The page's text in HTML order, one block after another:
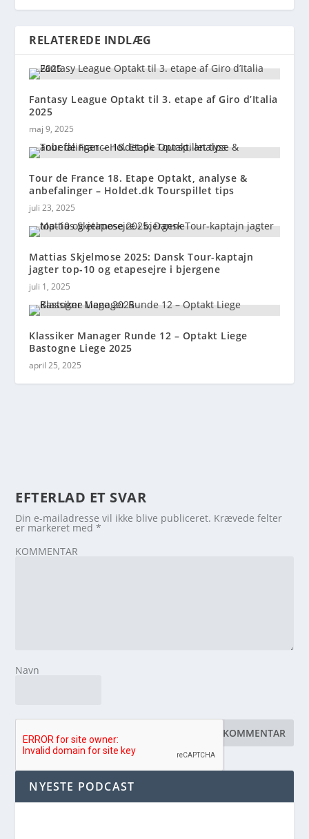
RELATEREDE INDLÆG
Fantasy League Optakt til 3. etape af Giro d’Italia
2025
maj 9, 2025
Tour de France 18. Etape Optakt, analyse &
anbefalinger – Holdet.dk Tourspillet tips
juli 23, 2025
Mattias Skjelmose 2025: Dansk Tour-kaptajn
jagter top-10 og etapesejre i bjergene
juli 1, 2025
Klassiker Manager Runde 12 – Optakt Liege
Bastogne Liege 2025
april 25, 2025
EFTERLAD ET SVAR
Din e-mailadresse vil ikke blive publiceret. Krævede felter
er markeret med*
KOMMENTAR
Navn
NYESTE PODCAST